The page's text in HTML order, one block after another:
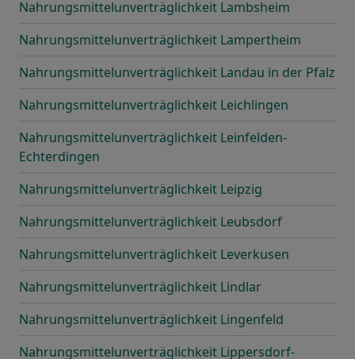
Nahrungsmittelunverträglichkeit Lambsheim
Nahrungsmittelunverträglichkeit Lampertheim
Nahrungsmittelunverträglichkeit Landau in der Pfalz
Nahrungsmittelunverträglichkeit Leichlingen
Nahrungsmittelunverträglichkeit Leinfelden-
Echterdingen
Nahrungsmittelunverträglichkeit Leipzig
Nahrungsmittelunverträglichkeit Leubsdorf
Nahrungsmittelunverträglichkeit Leverkusen
Nahrungsmittelunverträglichkeit Lindlar
Nahrungsmittelunverträglichkeit Lingenfeld
Nahrungsmittelunverträglichkeit Lippersdorf-